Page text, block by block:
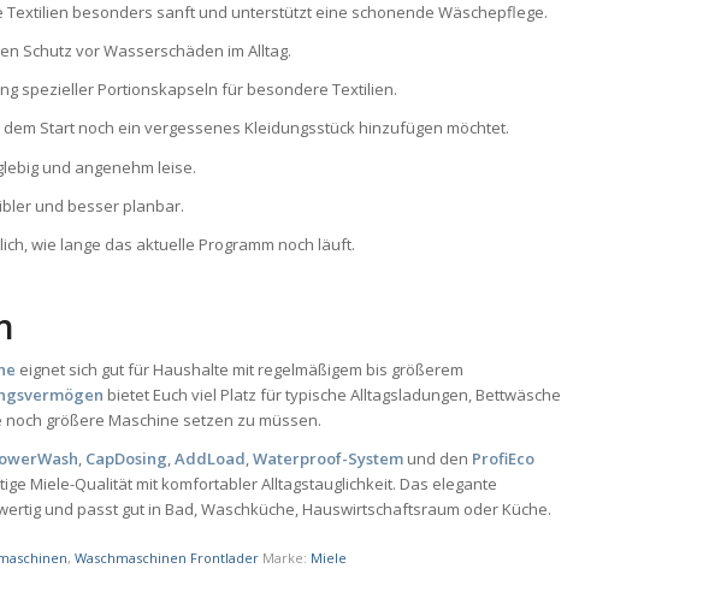
Textilien besonders sanft und unterstützt eine schonende Wäschepflege.
Schutz vor Wasserschäden im Alltag.
spezieller Portionskapseln für besondere Textilien.
Start noch ein vergessenes Kleidungsstück hinzufügen möchtet.
und angenehm leise.
und besser planbar.
wie lange das aktuelle Programm noch läuft.
eignet sich gut für Haushalte mit regelmäßigem bis größerem
bietet Euch viel Platz für typische Alltagsladungen, Bettwäsche
größere Maschine setzen zu müssen.
, CapDosing,AddLoad,Waterproof-System und den ProfiEco
Miele-Qualität mit komfortabler Alltagstauglichkeit. Das elegante
und passt gut in Bad, Waschküche, Hauswirtschaftsraum oder Küche.
,Waschmaschinen Frontlader Marke: Miele